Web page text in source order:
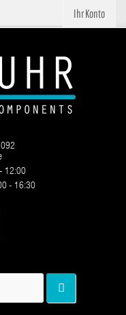
Ihr Konto
12:00
- 16:30